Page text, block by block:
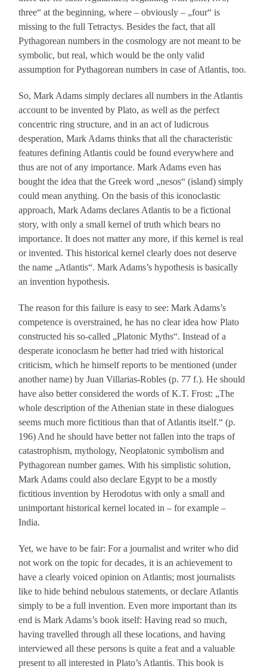
three“ at the beginning, where – obviously – „four“ is
missing to the full Tetractys. Besides the fact, that all
Pythagorean numbers in the cosmology are not meant to be
symbolic, but real, which would be the only valid
assumption for Pythagorean numbers in case of Atlantis, too.
So, Mark Adams simply declares all numbers in the Atlantis
account to be invented by Plato, as well as the perfect
concentric ring structure, and in an act of ludicrous
desperation, Mark Adams thinks that all the characteristic
features defining Atlantis could be found everywhere and
thus are not of any importance. Mark Adams even has
bought the idea that the Greek word „nesos“ (island) simply
could mean anything. On the basis of this iconoclastic
approach, Mark Adams declares Atlantis to be a fictional
story, with only a small kernel of truth which bears no
importance. It does not matter any more, if this kernel is real
or invented. This historical kernel clearly does not deserve
the name „Atlantis“. Mark Adams’s hypothesis is basically
an invention hypothesis.
The reason for this failure is easy to see: Mark Adams’s
competence is overstrained, he has no clear idea how Plato
constructed his so-called „Platonic Myths“. Instead of a
desperate iconoclasm he better had tried with historical
criticism, which he himself reports to be mentioned (under
another name) by Juan Villarias-Robles (p. 77 f.). He should
have also better considered the words of K.T. Frost: „The
whole description of the Athenian state in these dialogues
seems much more fictitious than that of Atlantis itself.“ (p.
196) And he should have better not fallen into the traps of
catastrophism, mythology, Neoplatonic symbolism and
Pythagorean number games. With his simplistic solution,
Mark Adams could also declare Egypt to be a mostly
fictitious invention by Herodotus with only a small and
unimportant historical kernel located in – for example –
India.
Yet, we have to be fair: For a journalist and writer who did
not work on the topic for decades, it is an achievement to
have a clearly voiced opinion on Atlantis; most journalists
like to hide behind nebulous statements, or declare Atlantis
simply to be a full invention. Even more important than its
end is Mark Adams’s book itself: Having read so much,
having travelled through all these locations, and having
interviewed all these persons is quite a feat and a valuable
present to all interested in Plato’s Atlantis. This book is